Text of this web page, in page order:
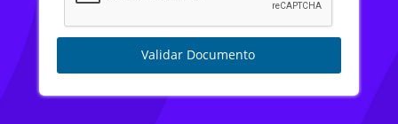
Validar Documento